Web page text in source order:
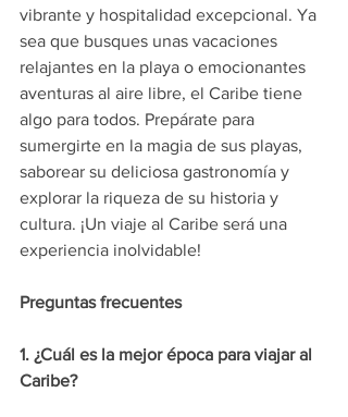
vibrante y hospitalidad excepcional. Ya
sea que busques unas vacaciones
relajantes en la playa o emocionantes
aventuras al aire libre, el Caribe tiene
algo para todos. Prepárate para
sumergirte en la magia de sus playas,
saborear su deliciosa gastronomía y
explorar la riqueza de su historia y
cultura. ¡Un viaje al Caribe será una
experiencia inolvidable!
Preguntas frecuentes
1. ¿Cuál es la mejor época para viajar al
Caribe?